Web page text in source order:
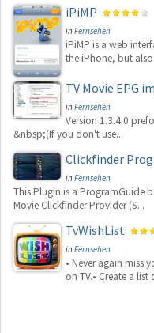
iPiMP
inFernsehen
iPiMP is a web
the iPhone, but
TV Movie EPG
inFernsehen
Version 1.3.4.0
&nbsp;(If you don't use...
Clickfinder
inFernsehen
This Plugin is a ProgramGuide
Movie Clickfinder Provider (S...
TvWishList
inFernsehen
• Never again miss
on TV.• Create a list